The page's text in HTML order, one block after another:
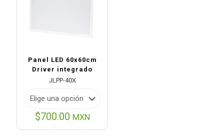
Panel LED 60x60cm
Driver integrado
JLPP-40X
$700.00 MXN